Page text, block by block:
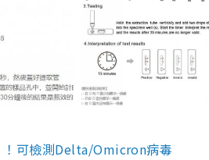
！可檢測Delta/Omicron病毒